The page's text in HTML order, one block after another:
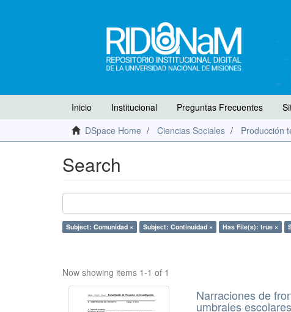
Inicio Institucional Preguntas Frecuentes
DSpace Home
Ciencias Sociales Producción
Search
Subject: Comunidad × Subject: Continuidad × Has File(s): true ×
Now showing items 1-1 of 1
Narraciones de
umbrales